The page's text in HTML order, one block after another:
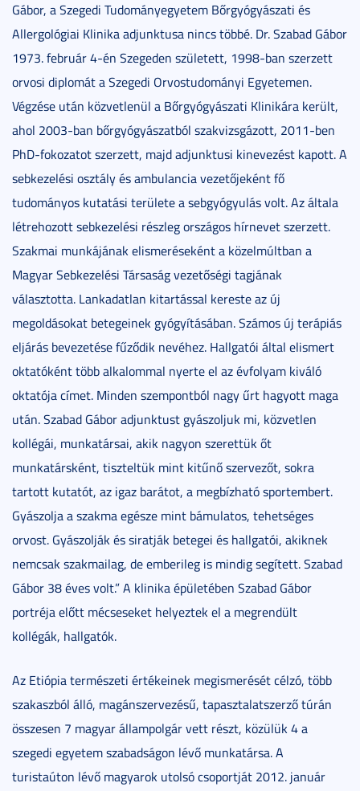
Gábor, a Szegedi Tudományegyetem Bőrgyógyászati és
Allergológiai Klinika adjunktusa nincs többé. Dr. Szabad Gábor
1973. február 4-én Szegeden született, 1998-ban szerzett
orvosi diplomát a Szegedi Orvostudományi Egyetemen.
Végzése után közvetlenül a Bőrgyógyászati Klinikára került,
ahol 2003-ban bőrgyógyászatból szakvizsgázott, 2011-ben
PhD-fokozatot szerzett, majd adjunktusi kinevezést kapott. A
sebkezelési osztály és ambulancia vezetőjeként fő
tudományos kutatási területe a sebgyógyulás volt. Az általa
létrehozott sebkezelési részleg országos hírnevet szerzett.
Szakmai munkájának elismeréseként a közelmúltban a
Magyar Sebkezelési Társaság vezetőségi tagjának
választotta. Lankadatlan kitartással kereste az új
megoldásokat betegeinek gyógyításában. Számos új terápiás
eljárás bevezetése fűződik nevéhez. Hallgatói által elismert
oktatóként több alkalommal nyerte el az évfolyam kiváló
oktatója címet. Minden szempontból nagy űrt hagyott maga
után. Szabad Gábor adjunktust gyászoljuk mi, közvetlen
kollégái, munkatársai, akik nagyon szerettük őt
munkatársként, tiszteltük mint kitűnő szervezőt, sokra
tartott kutatót, az igaz barátot, a megbízható sportembert.
Gyászolja a szakma egésze mint bámulatos, tehetséges
orvost. Gyászolják és siratják betegei és hallgatói, akiknek
nemcsak szakmailag, de emberileg is mindig segített. Szabad
Gábor 38 éves volt.” A klinika épületében Szabad Gábor
portréja előtt mécseseket helyeztek el a megrendült
kollégák, hallgatók.
Az Etiópia természeti értékeinek megismerését célzó, több
szakaszból álló, magánszervezésű, tapasztalatszerző túrán
összesen 7 magyar állampolgár vett részt, közülük 4 a
szegedi egyetem szabadságon lévő munkatársa. A
turistaúton lévő magyarok utolsó csoportját 2012. január